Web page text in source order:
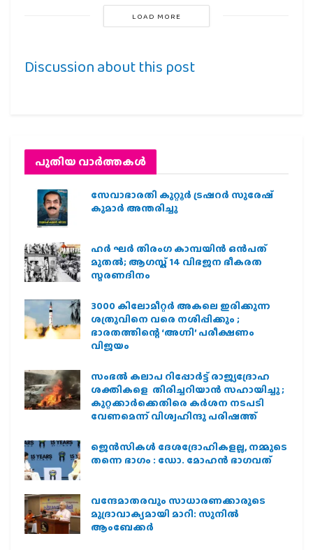
LOAD MORE
Discussion about this post
പുതിയ വാര്‍ത്തകള്‍
സേവാഭാരതി കുറ്റൂർ ട്രഷറർ സുരേഷ്
കുമാർ അന്തരിച്ചു
ഹര്‍ ഘര്‍ തിരംഗ കാമ്പയിന്‍ ഒന്‍പത്
മുതല്‍; ആഗസ്ത് 14 വിഭജന ഭീകരത
സ്മരണദിനം
3000 കിലോമീറ്റർ അകലെ ഇരിക്കുന്ന
ശത്രുവിനെ വരെ നശിപ്പിക്കും ;
ഭാരതത്തിന്റെ ‘അഗ്നി’ പരീക്ഷണം
വിജയം
സംഭൽ കലാപ റിപ്പോർട്ട് രാജ്യദ്രോഹ
ശക്തികളെ തിരിച്ചറിയാൻ സഹായിച്ചു ;
കുറ്റക്കാർക്കെതിരെ കർശന നടപടി
വേണമെന്ന് വിശ്വഹിന്ദു പരിഷത്ത്
ജെന്‍സികള്‍ ദേശദ്രോഹികളല്ല, നമ്മുടെ
തന്നെ ഭാഗം : ഡോ. മോഹന്‍ ഭാഗവത്
വന്ദേമാതരവും സാധാരണക്കാരുടെ
മുദ്രാവാക്യമായി മാറി: സുനിൽ
ആംബേക്കർ